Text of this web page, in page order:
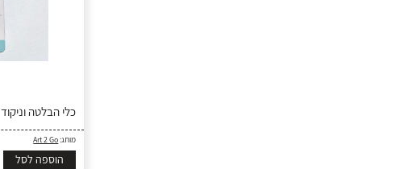
כלי הבלטה וניקוד
מותג:Art 2 Go
הוספה לסל